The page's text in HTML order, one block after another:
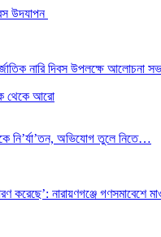
উদযাপন
নারি দিবস উপলক্ষে আলোচনা
থেকে আরো
নি’র্যা’তন, অভিযোগ তুলে নিতে…
করেছে’: নারায়ণগঞ্জে গণসমাবেশে